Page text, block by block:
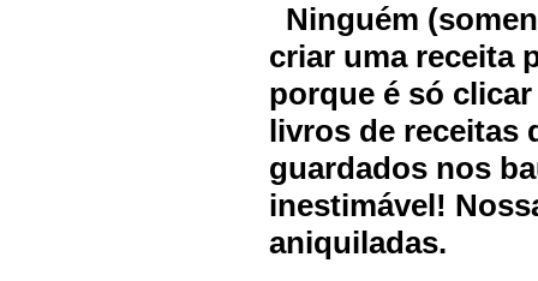
Ninguém
criar uma receita
porque é só
livros de receitas
guardados nos
inestimável!
aniquiladas.